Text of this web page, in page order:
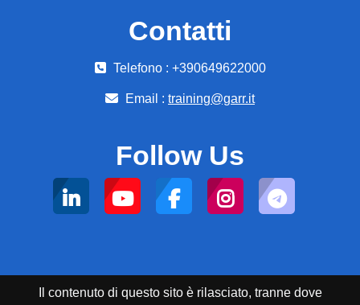
Contatti
Telefono : +390649622000
Email : training@garr.it
Follow Us
Il contenuto di questo sito è rilasciato, tranne dove